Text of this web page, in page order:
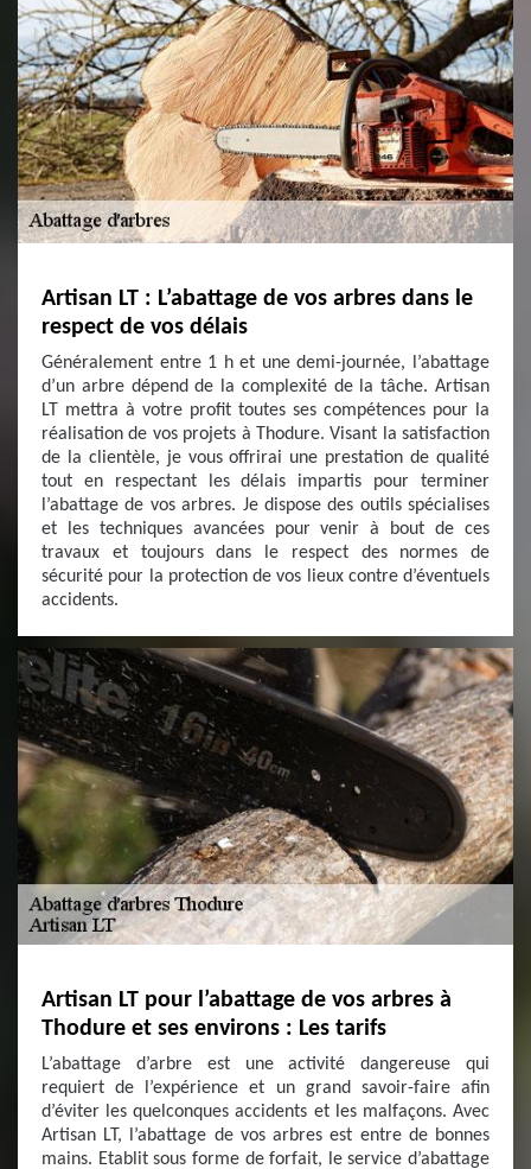
Artisan LT : L’abattage de vos arbres dans le
respect de vos délais
Généralement entre 1 h et une demi-journée, l’abattage
d’un arbre dépend de la complexité de la tâche. Artisan
LT mettra à votre profit toutes ses compétences pour la
réalisation de vos projets à Thodure. Visant la satisfaction
de la clientèle, je vous offrirai une prestation de qualité
tout en respectant les délais impartis pour terminer
l’abattage de vos arbres. Je dispose des outils spécialises
et les techniques avancées pour venir à bout de ces
travaux et toujours dans le respect des normes de
sécurité pour la protection de vos lieux contre d’éventuels
accidents.
Artisan LT pour l’abattage de vos arbres à
Thodure et ses environs : Les tarifs
L’abattage d’arbre est une activité dangereuse qui
requiert de l’expérience et un grand savoir-faire afin
d’éviter les quelconques accidents et les malfaçons. Avec
Artisan LT, l’abattage de vos arbres est entre de bonnes
mains. Etablit sous forme de forfait, le service d’abattage